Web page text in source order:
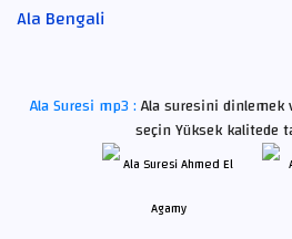
Ala Bengali
Ala Suresi mp3 :Ala suresini dinlemek
seçin Yüksek kalitede